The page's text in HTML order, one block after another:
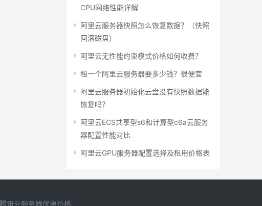
CPU网络性能详解
阿里云服务器快照怎么恢复数据？（快照
回滚磁盘）
阿里云无性能约束模式价格如何收费？
租一个阿里云服务器要多少钱？很便宜
阿里云服务器初始化云盘没有快照数据能
恢复吗？
阿里云ECS共享型s6和计算型c6a云服务
器配置性能对比
阿里云GPU服务器配置选择及租用价格表
腾讯云服务器优惠价格